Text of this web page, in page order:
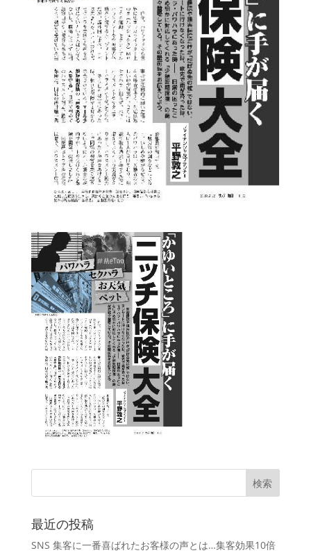
最近の投稿
SNS 集客に一番喜ばれたお客様の声とは…集客効果10倍